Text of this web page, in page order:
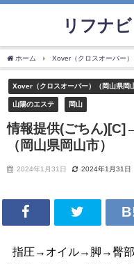
リフナ
ホーム Xover（クロスオーバー）
Xover（クロスオーバー）（岡山県岡
山陽のエステ 岡山
情報提供(ごちん
（岡山県岡山市）
2024年1月31日 2024年1月31日
指圧→オイル→脚→臀